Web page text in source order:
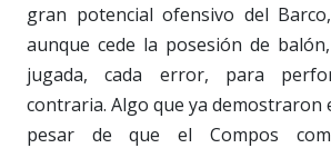
gran potencial ofensivo del
aunque cede la posesión de
jugada, cada error, para
contraria. Algo que ya demostraron
pesar de que el Compos